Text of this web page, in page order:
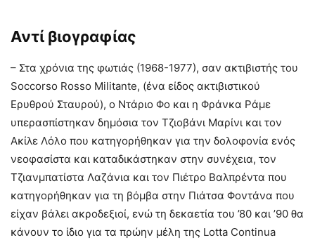
Αντί βιογραφίας
– Στα χρόνια της φωτιάς (1968-1977), σαν ακτιβιστής του
Soccorso Rosso Militante, (ένα είδος ακτιβιστικού
Ερυθρού Σταυρού), ο Ντάριο Φο και η Φράνκα Ράμε
υπερασπίστηκαν δημόσια τον Τζιοβάνι Μαρίνι και τον
Ακίλε Λόλο που κατηγορήθηκαν για την δολοφονία ενός
νεοφασίστα και καταδικάστηκαν στην συνέχεια, τον
Τζιανμπατίστα Λαζάνια και τον Πιέτρο Βαλπρέντα που
κατηγορήθηκαν για τη βόμβα στην Πιάτσα Φοντάνα που
είχαν βάλει ακροδεξιοί, ενώ τη δεκαετία του ’80 και ’90 θα
κάνουν το ίδιο για τα πρώην μέλη της Lotta Continua